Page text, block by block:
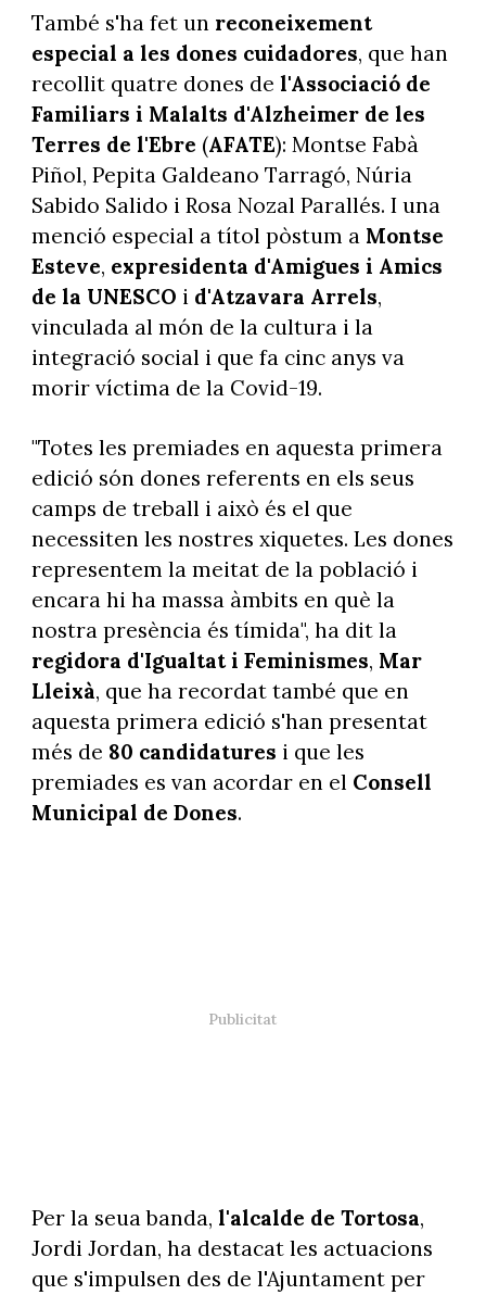
També s'ha fet un reconeixement
especial a les dones cuidadores, que han
recollit quatre dones de l'Associació de
Familiars i Malalts d'Alzheimer de les
Terres de l'Ebre (AFATE): Montse Fabà
Piñol, Pepita Galdeano Tarragó, Núria
Sabido Salido i Rosa Nozal Parallés. I una
menció especial a títol pòstum a Montse
Esteve, expresidenta d'Amigues i Amics
de la UNESCO i d'Atzavara Arrels,
vinculada al món de la cultura i la
integració social i que fa cinc anys va
morir víctima de la Covid-19.
"Totes les premiades en aquesta primera
edició són dones referents en els seus
camps de treball i això és el que
necessiten les nostres xiquetes. Les dones
representem la meitat de la població i
encara hi ha massa àmbits en què la
nostra presència és tímida", ha dit la
regidora d'Igualtat i Feminismes, Mar
Lleixà, que ha recordat també que en
aquesta primera edició s'han presentat
més de 80 candidatures i que les
premiades es van acordar en el Consell
Municipal de Dones.
Per la seua banda, l'alcalde de Tortosa,
Jordi Jordan, ha destacat les actuacions
que s'impulsen des de l'Ajuntament per